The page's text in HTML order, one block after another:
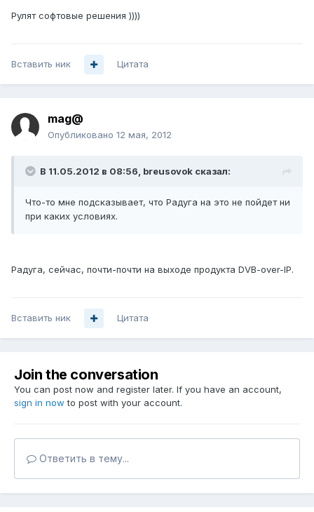
Рулят софтовые решения ))))
Вставить ник Цитата
mag@
Опубликовано 12 мая, 2012
В 11.05.2012 в 08:56, breusovok сказал:
Что-то мне подсказывает, что Радуга на это не пойдет ни
при каких условиях.
Радуга, сейчас, почти-почти на выходе продукта DVB-over-IP.
Вставить ник Цитата
Join the conversation
You can post now and register later. If you have an account,
sign in now to post with your account.
Ответить в тему...